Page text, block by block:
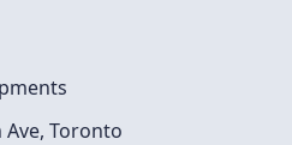
Toronto